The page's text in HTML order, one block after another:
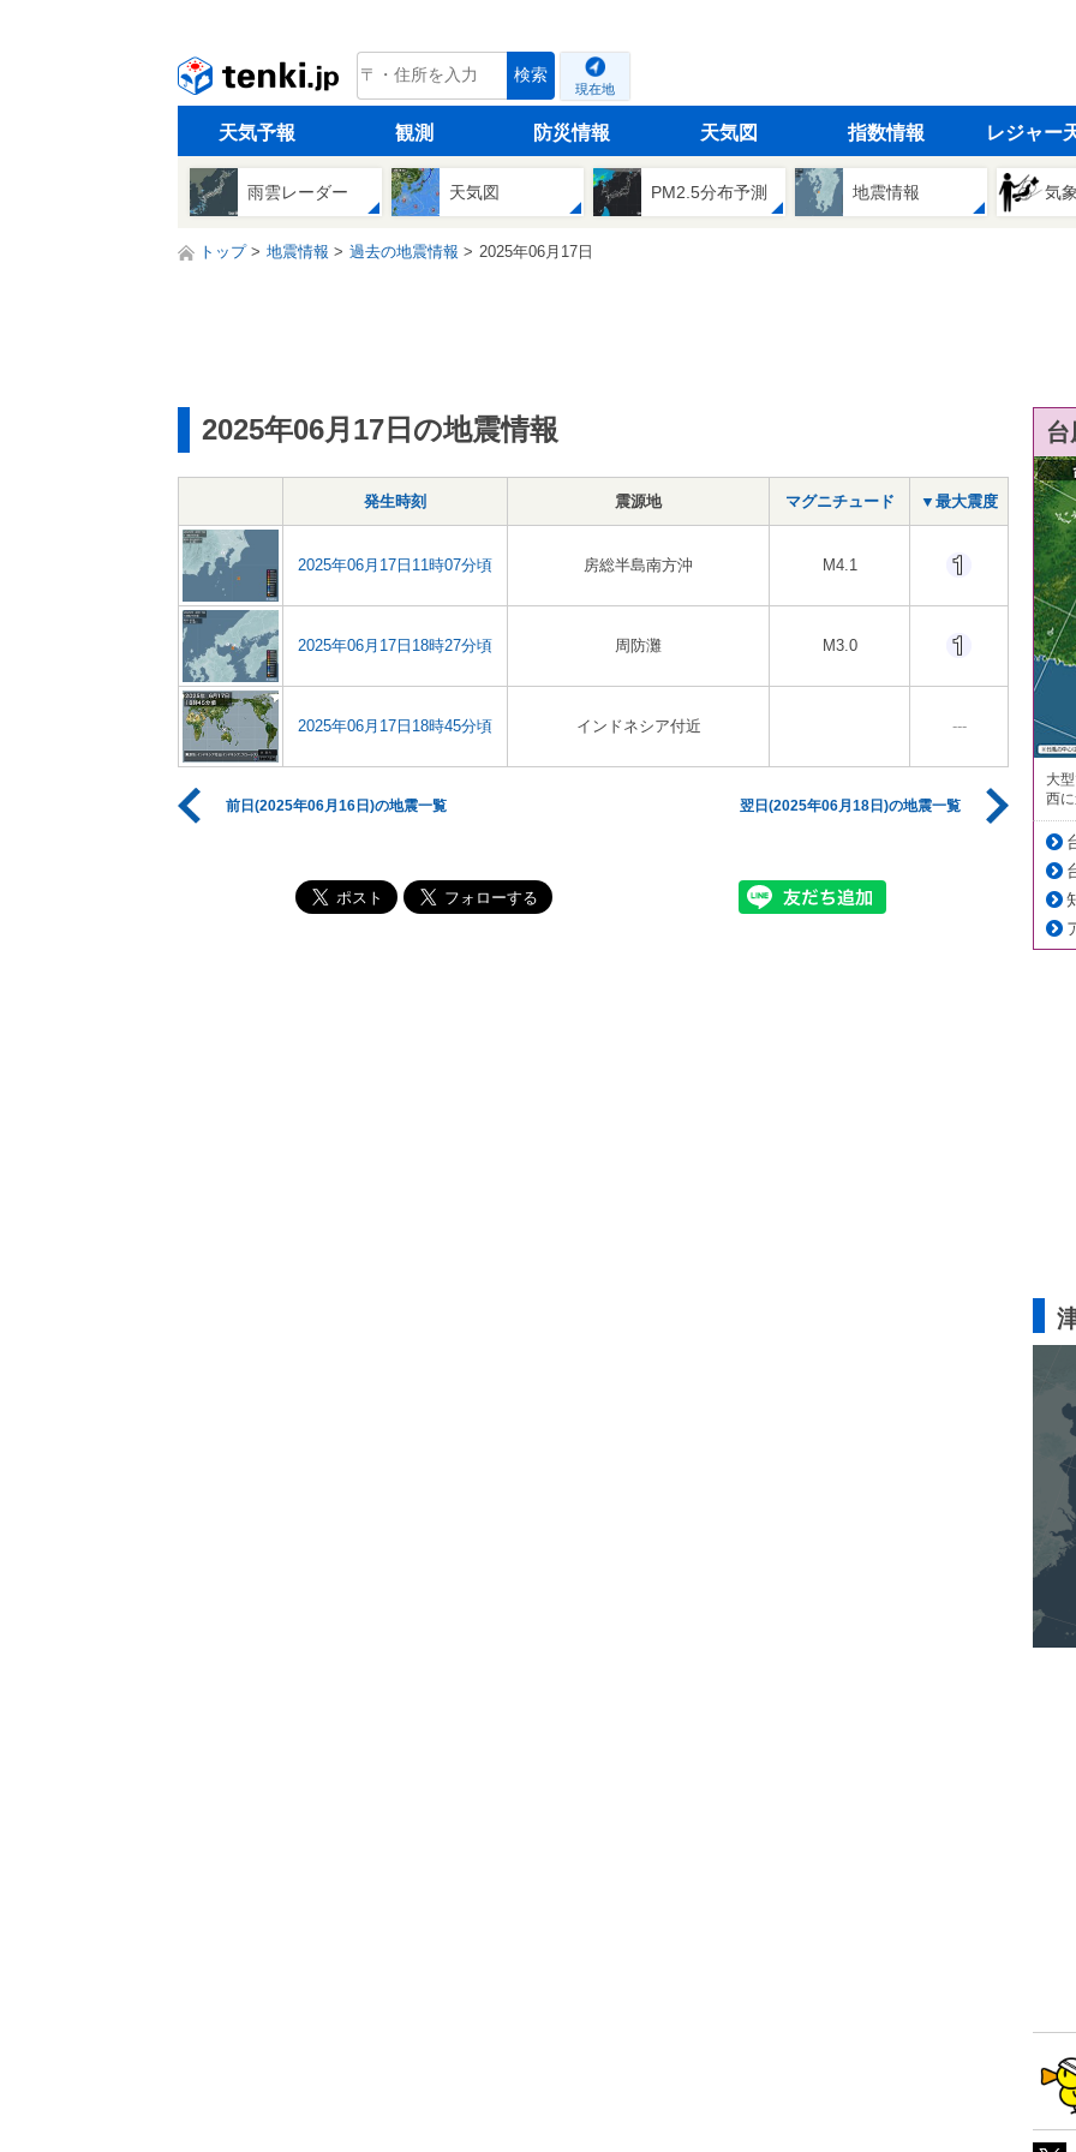
tenki.jp 検索
現在地
天気予報 観測 防災情報 天気図 指数情報 レジャー
雨雲レーダー 天気図 PM2.5分布予測 地震情報 気
トップ 地震情報 過去の地震情報 2025年06月17日
2025年06月17日の地震情報
発生時刻 震源地 マグニチュード ▼最大震度
2025年06月17日11時07分頃 房総半島南方沖 M4.1
2025年06月17日18時27分頃 周防灘 M3.0
2025年06月17日18時45分頃 インドネシア付近 ---
前日(2025年06月16日)の地震一覧 翌日(2025年06月18日)の地震一覧
大
西